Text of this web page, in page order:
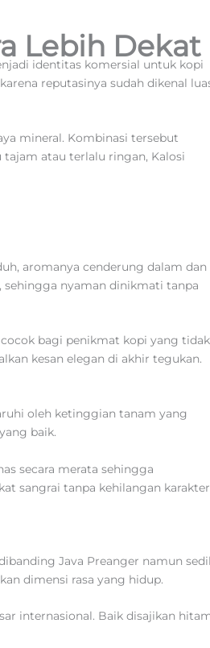
Lebih Dekat
identitas komersial untuk kopi
reputasinya sudah dikenal
mineral. Kombinasi tersebut
atau terlalu ringan, Kalosi
aromanya cenderung dalam dan
sehingga nyaman dinikmati tanpa
bagi penikmat kopi yang tidak
kesan elegan di akhir tegukan.
oleh ketinggian tanam yang
baik.
secara merata sehingga
sangrai tanpa kehilangan karakter
Java Preanger namun
dimensi rasa yang hidup.
internasional. Baik disajikan